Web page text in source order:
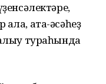
ата-әсәһеҙ
тураһында